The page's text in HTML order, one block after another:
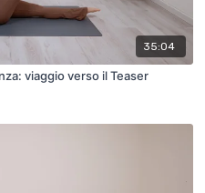
35:04
viaggio verso il Teaser